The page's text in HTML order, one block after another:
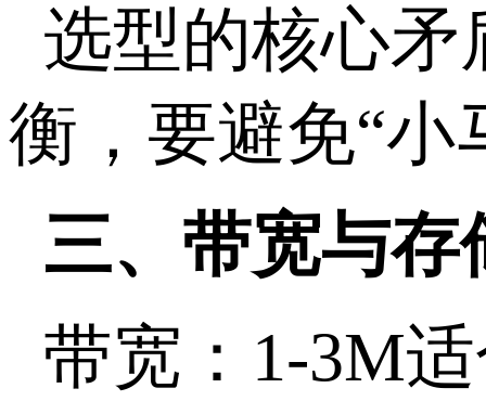
选型的核心矛
衡，要避免“小
三、带宽与存
带宽： 1-3M